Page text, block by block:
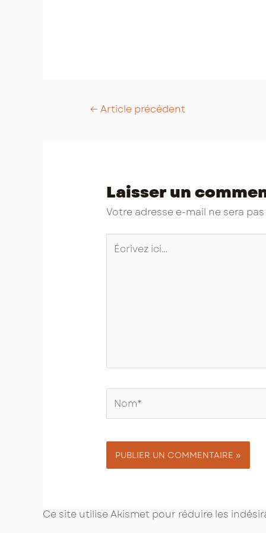
Post← Article précédent
Laisser un
Votre adresse e-mail ne sera
Écrivez
ici…
Ce site utilise Akismet pour réduire les